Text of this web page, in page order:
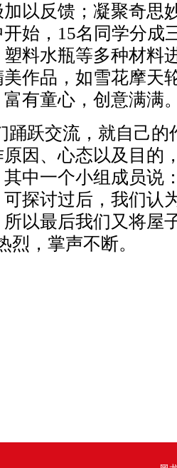
以反馈；凝聚奇思
始，15名同学分成
料水瓶等多种材料
作品，如雪花摩天
有童心，创意满满
踊跃交流，就自己的
因、心态以及目的
中一个小组成员说
探讨过后，我们认
以最后我们又将屋
烈，掌声不断。